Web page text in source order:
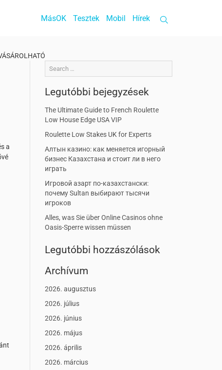
Hírek
Mobil
Tesztek
MásOK
a
Legutóbbi bejegyzések
The Ultimate Guide to French Roulette
Low House Edge USA VIP
Roulette Low Stakes UK for Experts
Алтын казино: как меняется игорный
бизнес Казахстана и стоит ли в него
играть
Игровой азарт по-казахстански:
почему Sultan выбирают тысячи
игроков
Alles, was Sie über Online Casinos ohne
Oasis-Sperre wissen müssen
Legutóbbi hozzászólások
Archívum
2026. augusztus
2026. július
2026. június
2026. május
2026. április
2026. március